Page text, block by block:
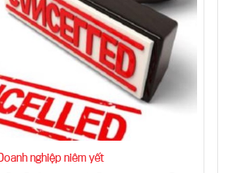
Doanh nghiệp niêm yết